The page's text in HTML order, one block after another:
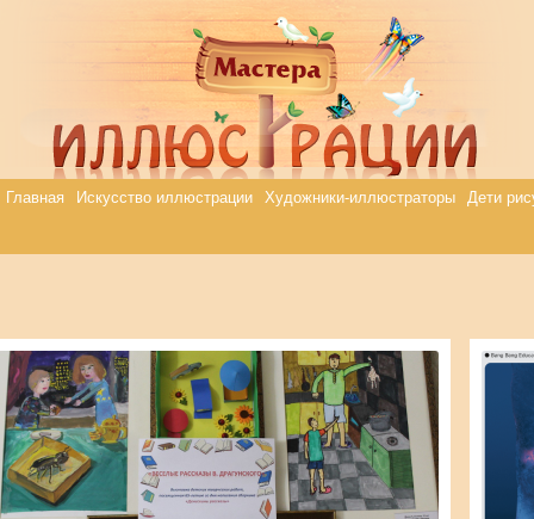
Главная Искусство иллюстрации Художники-иллюстраторы Дети
Svetlana